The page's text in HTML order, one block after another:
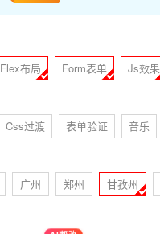
Flex布局 Form表单 Js效果
Css过渡 表单验证 音乐
广州 郑州 甘孜州